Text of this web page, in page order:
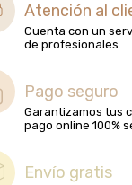
Atención al
Cuenta con un
de profesionales.
Pago seguro
Garantizamos tus
pago online 100%
Envío gratis